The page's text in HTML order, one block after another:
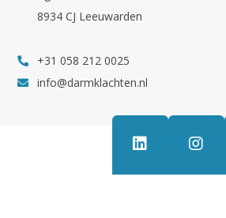
8934 CJ Leeuwarden
+31 058 212 0025
info@darmklachten.nl